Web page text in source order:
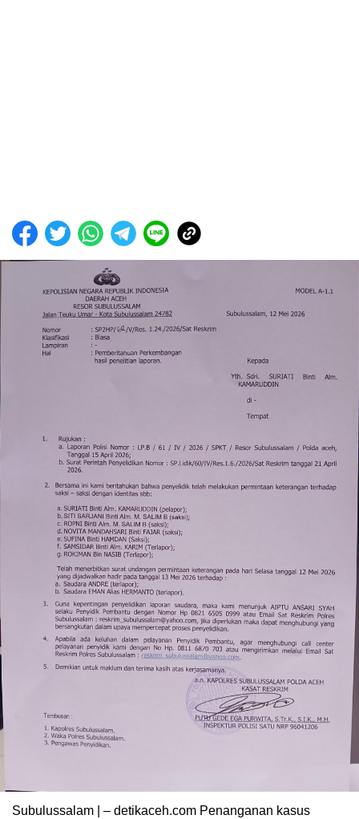
Subulussalam | – detikaceh.com Penanganan kasus